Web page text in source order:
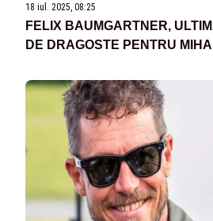
18 iul. 2025, 08:25
FELIX BAUMGARTNER,
DE DRAGOSTE PENTRU